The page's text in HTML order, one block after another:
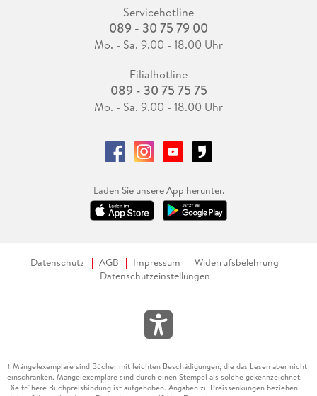
Servicehotline
089 - 30 75 79 00
Mo. - Sa. 9.00 - 18.00 Uhr
Filialhotline
089 - 30 75 75 75
Mo. - Sa. 9.00 - 18.00 Uhr
Laden Sie unsere App herunter.
Datenschutz AGB Impressum
Widerrufsbelehrung
Datenschutzeinstellungen
1 Mängelexemplare sind Bücher mit leichten Beschädigungen, die das Lesen aber nicht
einschränken. Mängelexemplare sind durch einen Stempel als solche gekennzeichnet.
Die frühere Buchpreisbindung ist aufgehoben. Angaben zu Preissenkungen beziehen